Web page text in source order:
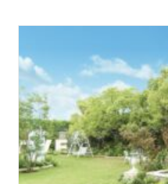
チャンス！！ このフェ…